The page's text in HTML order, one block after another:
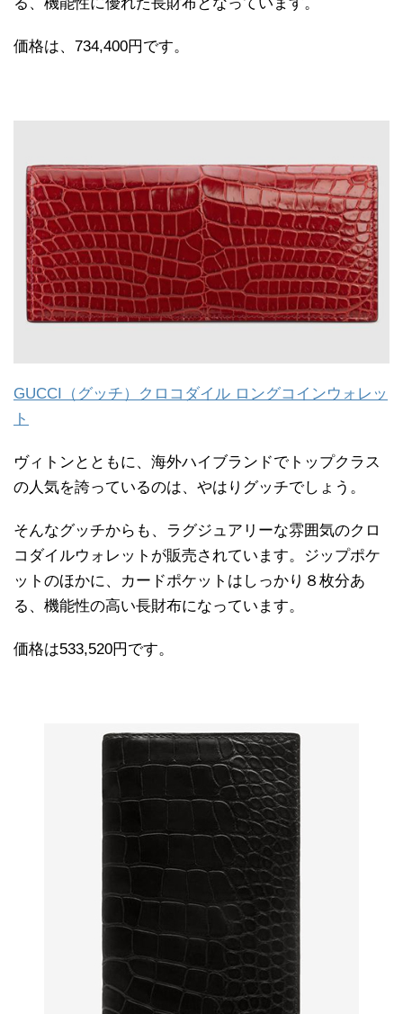
価格は、734,400円です。
GUCCI（グッチ）クロコダイル ロングコインウォレッ
ト
ヴィトンとともに、海外ハイブランドでトップクラス
の人気を誇っているのは、やはりグッチでしょう。
そんなグッチからも、ラグジュアリーな雰囲気のクロ
コダイルウォレットが販売されています。ジップポケ
ットのほかに、カードポケットはしっかり８枚分あ
る、機能性の高い長財布になっています。
価格は533,520円です。